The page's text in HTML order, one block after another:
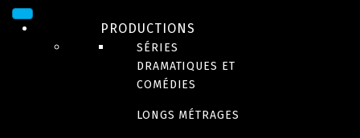
PRODUCTIONS
SÉRIES
DRAMATIQUES ET
COMÉDIES
LONGS MÉTRAGES